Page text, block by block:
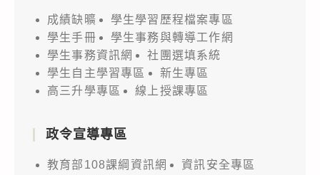
成績缺曠
學生學習歷程檔案專區
學生手冊
學生事務與轉導工作網
學生事務資訊網
社團選填系統
學生自主學習專區
新生專區
高三升學專區
線上授課專區
政令宣導專區
教育部108課綱資訊網
資訊安全專區